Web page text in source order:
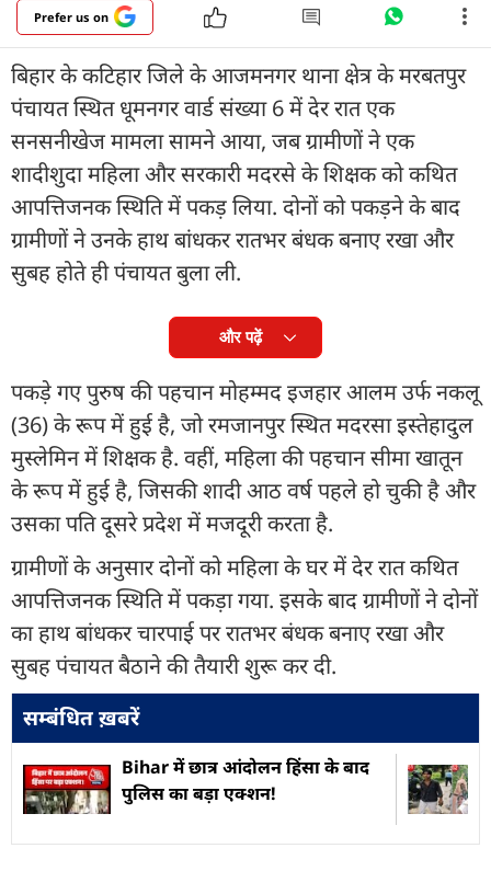
Prefer us on
बिहार के कटिहार जिले के आजमनगर थाना क्षेत्र के मरबतपुर
पंचायत स्थित धूमनगर वार्ड संख्या 6 में देर रात एक
सनसनीखेज मामला सामने आया, जब ग्रामीणों ने एक
शादीशुदा महिला और सरकारी मदरसे के शिक्षक को कथित
आपत्तिजनक स्थिति में पकड़ लिया. दोनों को पकड़ने के बाद
ग्रामीणों ने उनके हाथ बांधकर रातभर बंधक बनाए रखा और
सुबह होते ही पंचायत बुला ली.
और पढ़ें
पकड़े गए पुरुष की पहचान मोहम्मद इजहार आलम उर्फ नकलू
(36) के रूप में हुई है, जो रमजानपुर स्थित मदरसा इस्तेहादुल
मुस्लेमिन में शिक्षक है. वहीं, महिला की पहचान सीमा खातून
के रूप में हुई है, जिसकी शादी आठ वर्ष पहले हो चुकी है और
उसका पति दूसरे प्रदेश में मजदूरी करता है.
ग्रामीणों के अनुसार दोनों को महिला के घर में देर रात कथित
आपत्तिजनक स्थिति में पकड़ा गया. इसके बाद ग्रामीणों ने दोनों
का हाथ बांधकर चारपाई पर रातभर बंधक बनाए रखा और
सुबह पंचायत बैठाने की तैयारी शुरू कर दी.
सम्बंधित ख़बरें
Bihar में छात्र आंदोलन हिंसा के बाद
पुलिस का बड़ा एक्शन!